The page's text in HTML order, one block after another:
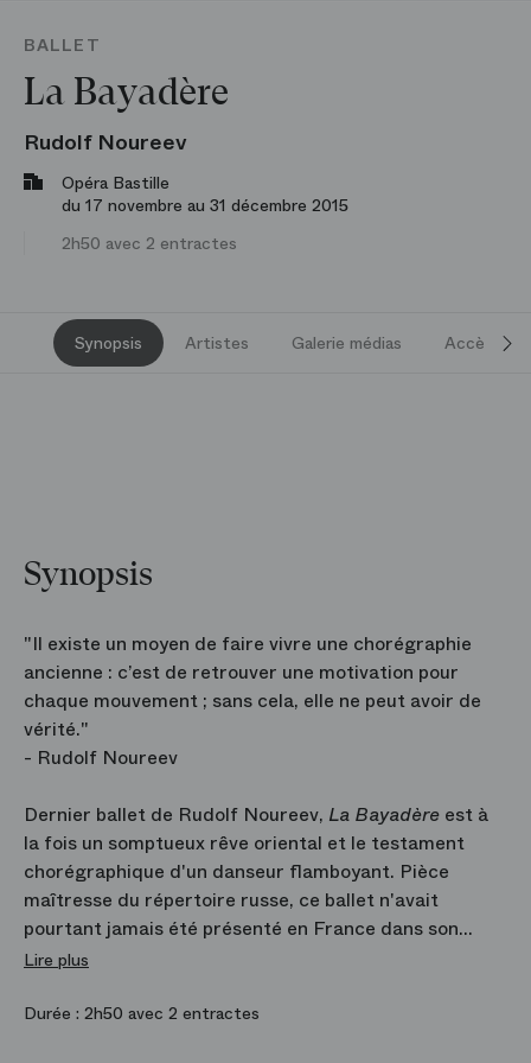
BALLET
La Bayadère
Rudolf Noureev
Opéra Bastille
du 17 novembre au 31 décembre 2015
2h50 avec 2 entractes
Synopsis Artistes Galerie médias Accès et
Synopsis
"Il existe un moyen de faire vivre une chorégraphie
ancienne : c’est de retrouver une motivation pour
chaque mouvement ; sans cela, elle ne peut avoir de
vérité."
- Rudolf Noureev
Dernier ballet de Rudolf Noureev, La Bayadère est à
la fois un somptueux rêve oriental et le testament
chorégraphique d'un danseur flamboyant. Pièce
maîtresse du répertoire russe, ce ballet n'avait
pourtant jamais été présenté en France dans son
intégralité avant 1992, date de sa création à l'Opéra
hindoue Nikiya et du noble guerrier Solor,
Lire plus
Durée : 2h50 avec 2 entractes